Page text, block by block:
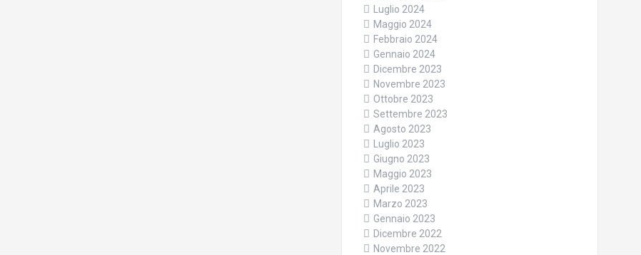
Luglio 2024
Maggio 2024
Febbraio 2024
Gennaio 2024
Dicembre 2023
Novembre 2023
Ottobre 2023
Settembre 2023
Agosto 2023
Luglio 2023
Giugno 2023
Maggio 2023
Aprile 2023
Marzo 2023
Gennaio 2023
Dicembre 2022
Novembre 2022